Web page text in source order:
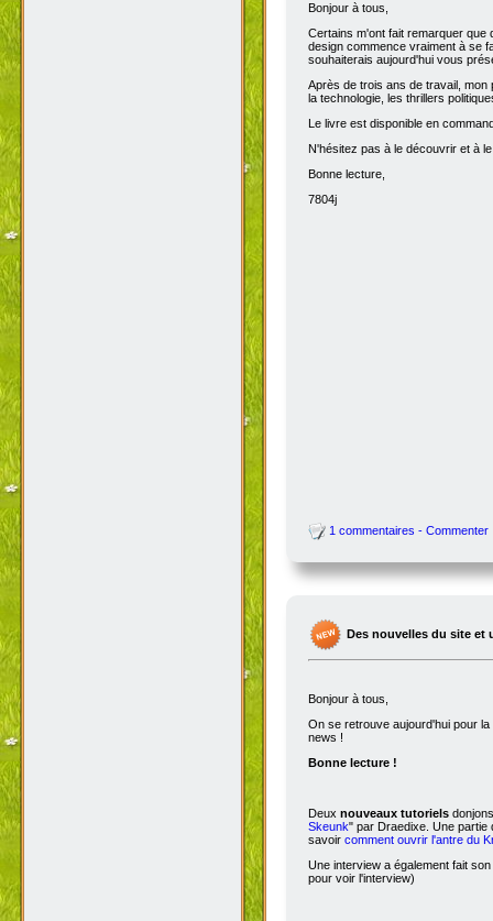
Bonjour à tous,
Certains m'ont fait remarquer que
design commence vraiment à se
souhaiterais aujourd'hui vous
Après de trois ans de travail,
la technologie, les thrillers
Le livre est disponible en
N'hésitez pas à le découvrir et à
Bonne lecture,
7804j
1 commentaires - Commenter
Des nouvelles du site
Bonjour à tous,
On se retrouve aujourd'hui pour
news !
Bonne lecture !
Deux nouveaux tutoriels
Skeunk" par Draedixe. Une partie
savoir comment ouvrir l'antre du
Une interview a également fait
pour voir l'interview)